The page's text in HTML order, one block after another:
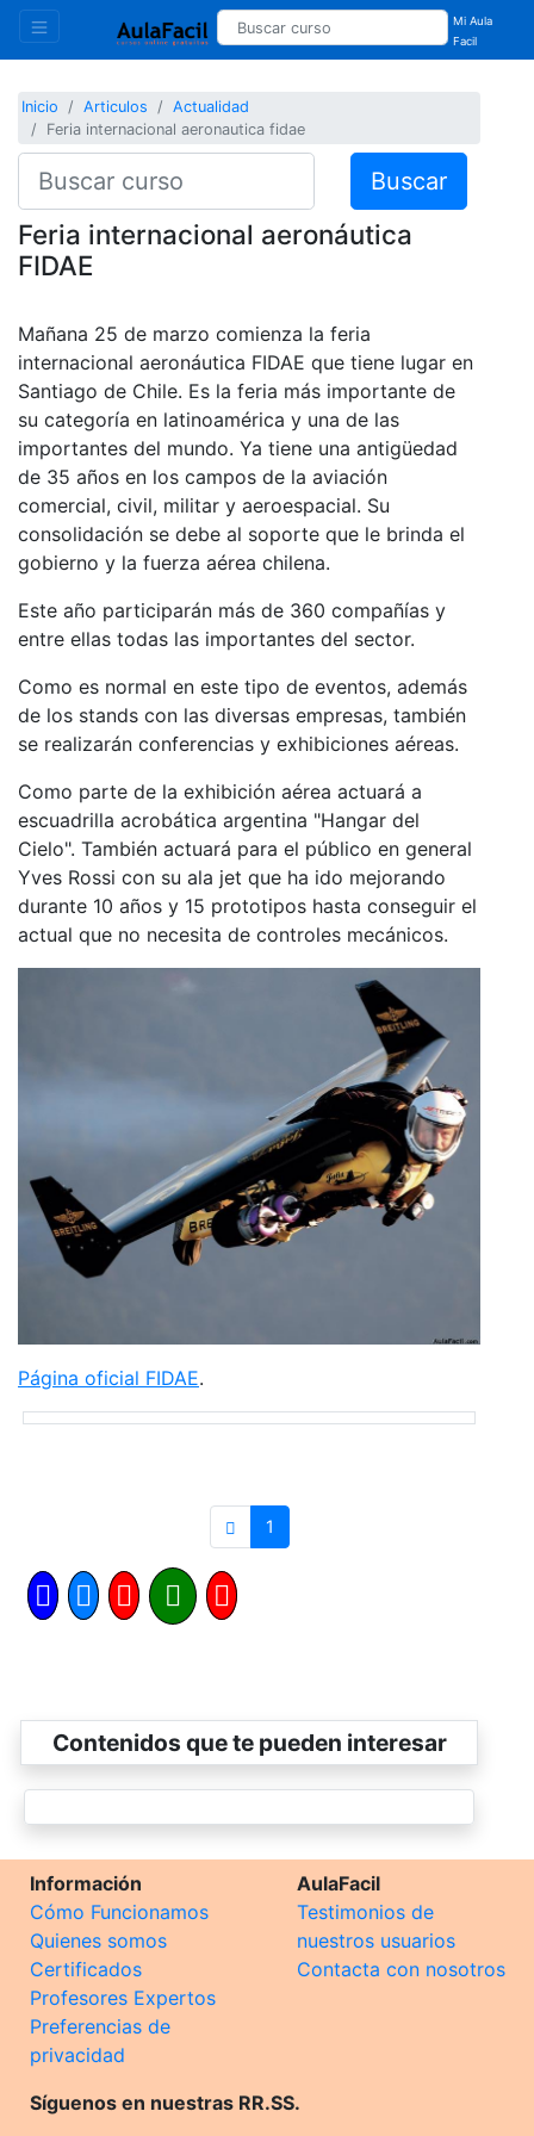
Mi Aula
Facil
Inicio Articulos
Actualidad
Feria internacional aeronautica fidae
Buscar
Feria internacional aeronáutica
FIDAE
Mañana 25 de marzo comienza la feria
internacional aeronáutica FIDAE que tiene lugar en
Santiago de Chile. Es la feria más importante de
su categoría en latinoamérica y una de las
importantes del mundo. Ya tiene una antigüedad
de 35 años en los campos de la aviación
comercial, civil, militar y aeroespacial. Su
consolidación se debe al soporte que le brinda el
gobierno y la fuerza aérea chilena.
Este año participarán más de 360 compañías y
entre ellas todas las importantes del sector.
Como es normal en este tipo de eventos, además
de los stands con las diversas empresas, también
se realizarán conferencias y exhibiciones aéreas.
Como parte de la exhibición aérea actuará a
escuadrilla acrobática argentina "Hangar del
Cielo". También actuará para el público en general
Yves Rossi con su ala jet que ha ido mejorando
durante 10 años y 15 prototipos hasta conseguir el
actual que no necesita de controles mecánicos.
Página oficial FIDAE.
1
Contenidos que te pueden interesar
Información
Cómo Funcionamos
Quienes somos
Certificados
Profesores Expertos
Preferencias de
privacidad
AulaFacil
Testimonios de
nuestros usuarios
Contacta con nosotros
Síguenos en nuestras RR.SS.